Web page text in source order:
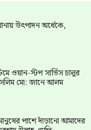
উৎপাদন অর্ধেকে,
ওয়ান-স্টপ সার্ভিস চালুর
মো: জানে আলম
পাশে দাঁড়ানো আমাদের